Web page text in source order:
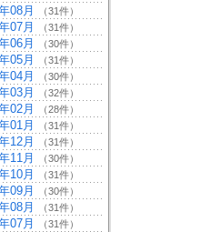
08月 （31件）
07月 （31件）
06月 （30件）
05月 （31件）
04月 （30件）
03月 （32件）
02月 （28件）
01月 （31件）
12月 （31件）
11月 （30件）
10月 （31件）
09月 （30件）
08月 （31件）
07月 （31件）